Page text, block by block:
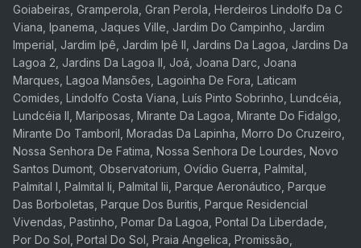
Goiabeiras, Gramperola, Gran Perola, Herdeiros Lindolfo Da C
Viana, Ipanema, Jaques Ville, Jardim Do Campinho, Jardim
Imperial, Jardim Ipê, Jardim Ipê II, Jardins Da Lagoa, Jardins Da
Lagoa 2, Jardins Da Lagoa II, Joá, Joana Darc, Joana
Marques, Lagoa Mansões, Lagoinha De Fora, Laticam
Comides, Lindolfo Costa Viana, Luís Pinto Sobrinho, Lundcéia,
Lundcéia II, Mariposas, Mirante Da Lagoa, Mirante Do Fidalgo,
Mirante Do Tamboril, Moradas Da Lapinha, Morro Do Cruzeiro,
Nossa Senhora De Fatima, Nossa Senhora De Lourdes, Novo
Santos Dumont, Observatorium, Ovídio Guerra, Palmital,
Palmital I, Palmital Ii, Palmital Iii, Parque Aeronáutico, Parque
Das Borboletas, Parque Dos Buritis, Parque Residencial
Vivendas, Pastinho, Pomar Da Lagoa, Pontal Da Liberdade,
Por Do Sol, Portal Do Sol, Praia Angelica, Promissão,